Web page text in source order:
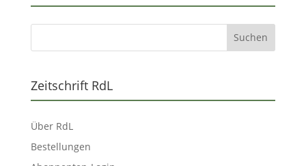
Zeitschrift RdL
Über RdL
Bestellungen